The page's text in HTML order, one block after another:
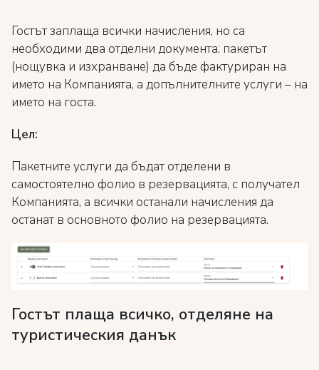
Гостът заплаща всички начисления, но са
необходими два отделни документа: пакетът
(нощувка и изхранване) да бъде фактуриран на
името на Компанията, а допълнителните услуги – на
името на госта.
Цел:
Пакетните услуги да бъдат отделени в
самостоятелно фолио в резервацията, с получател
Компанията, а всички останали начисления да
останат в основното фолио на резервацията.
Гостът плаща всичко, отделяне на
туристическия данък